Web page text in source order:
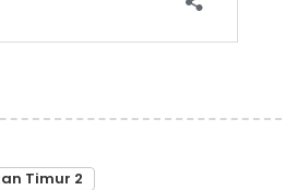
Timur 2